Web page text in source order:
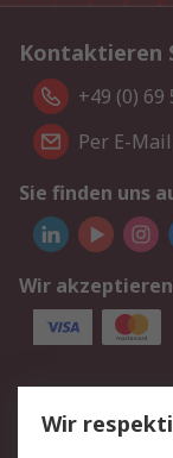
Kontaktieren
+49 (0) 69
Per E-
Sie finden uns
Wir
Service
Value Added
Wir